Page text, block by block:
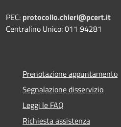
PEC: protocollo.chieri@pcert.it
Centralino Unico: 011 94281
Prenotazione appuntamento
Segnalazione disservizio
Leggi le FAQ
Richiesta assistenza